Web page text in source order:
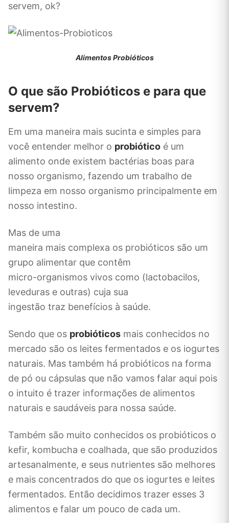
servem, ok?
Alimentos Probióticos
O que são Probióticos e para que
servem?
Em uma maneira mais sucinta e simples para
você entender melhor o probiótico é um
alimento onde existem bactérias boas para
nosso organismo, fazendo um trabalho de
limpeza em nosso organismo principalmente em
nosso intestino.
Mas de uma
maneira mais complexa os probióticos são um
grupo alimentar que contêm
micro-organismos vivos como (lactobacilos,
leveduras e outras) cuja sua
ingestão traz benefícios à saúde.
Sendo que os probióticos mais conhecidos no
mercado são os leites fermentados e os iogurtes
naturais. Mas também há probióticos na forma
de pó ou cápsulas que não vamos falar aqui pois
o intuito é trazer informações de alimentos
naturais e saudáveis para nossa saúde.
Também são muito conhecidos os probióticos o
kefir, kombucha e coalhada, que são produzidos
artesanalmente, e seus nutrientes são melhores
e mais concentrados do que os iogurtes e leites
fermentados. Então decidimos trazer esses 3
alimentos e falar um pouco de cada um.